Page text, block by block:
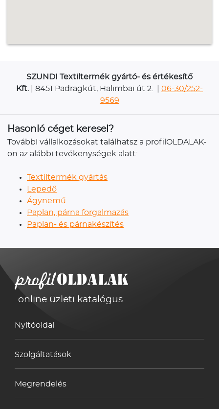
SZUNDI Textiltermék gyártó- és értékesítő
Kft. | 8451 Padragkút, Halimbai út 2. | 06-30/252-
9569
Hasonló céget keresel?
További vállalkozásokat találhatsz a profilOLDALAK-
on az alábbi tevékenységek alatt:
Textiltermék gyártás
Lepedő
Ágynemű
Paplan, párna forgalmazás
Paplan- és párnakészítés
online üzleti katalógus
Nyitóoldal
Szolgáltatások
Megrendelés